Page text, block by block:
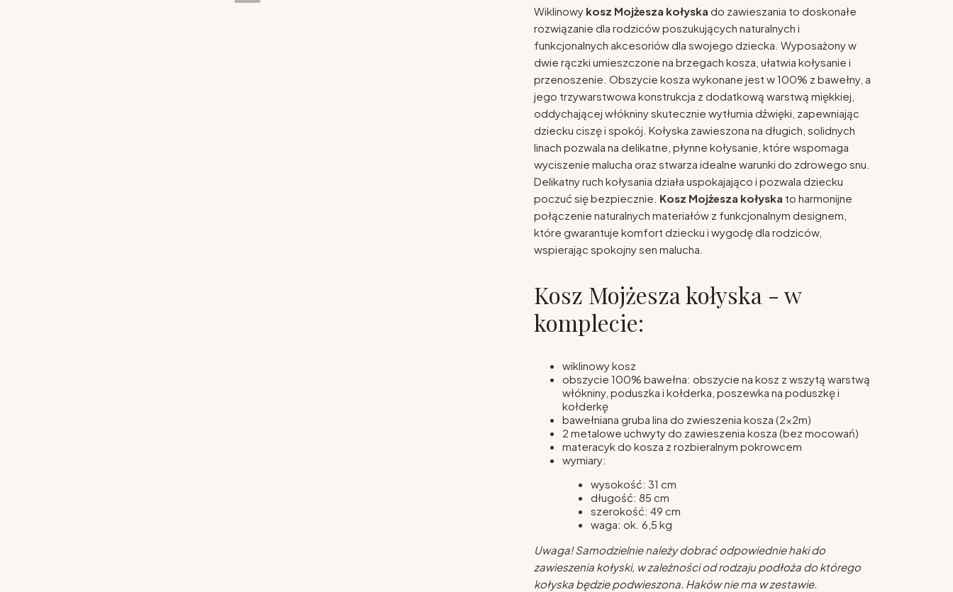
Wiklinowy kosz Mojżesza kołyska do zawieszania to doskonałe
rozwiązanie dla rodziców poszukujących naturalnych i
funkcjonalnych akcesoriów dla swojego dziecka. Wyposażony w
dwie rączki umieszczone na brzegach kosza, ułatwia kołysanie i
przenoszenie. Obszycie kosza wykonane jest w 100% z bawełny, a
jego trzywarstwowa konstrukcja z dodatkową warstwą miękkiej,
oddychającej włókniny skutecznie wytłumia dźwięki, zapewniając
dziecku ciszę i spokój. Kołyska zawieszona na długich, solidnych
linach pozwala na delikatne, płynne kołysanie, które wspomaga
wyciszenie malucha oraz stwarza idealne warunki do zdrowego snu.
Delikatny ruch kołysania działa uspokajająco i pozwala dziecku
poczuć się bezpiecznie. Kosz Mojżesza kołyska to harmonijne
połączenie naturalnych materiałów z funkcjonalnym designem,
które gwarantuje komfort dziecku i wygodę dla rodziców,
wspierając spokojny sen malucha.
Kosz Mojżesza kołyska - w
komplecie:
wiklinowy kosz
obszycie 100% bawełna: obszycie na kosz z wszytą warstwą
włókniny, poduszka i kołderka, poszewka na poduszkę i
kołderkę
bawełniana gruba lina do zwieszenia kosza (2x2m)
2 metalowe uchwyty do zawieszenia kosza (bez mocowań)
materacyk do kosza z rozbieralnym pokrowcem
wymiary:
wysokość: 31 cm
długość: 85 cm
szerokość: 49 cm
waga: ok. 6,5 kg
Uwaga! Samodzielnie należy dobrać odpowiednie haki do
zawieszenia kołyski, w zależności od rodzaju podłoża do którego
kołyska będzie podwieszona. Haków nie ma w zestawie.